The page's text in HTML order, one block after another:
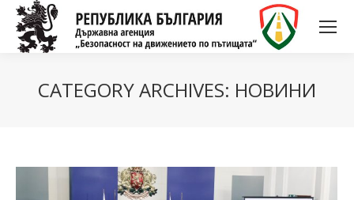
CATEGORY ARCHIVES: НОВИНИ